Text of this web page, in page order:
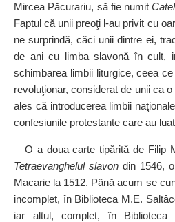
Mircea Păcurariu, să fie numit
Faptul că unii preoţi l‑au privit cu
ne surprindă, căci unii dintre ei,
de ani cu limba slavonă în cult,
schimbarea limbii liturgice, ceea
revoluţionar, considerat de unii ca
ales că introducerea limbii
confesiunile protestante care au
O a doua carte tipărită de Filip
Tetraevanghelul slavondin 1546, o
Macarie la 1512. Până acum se
incomplet, în Biblioteca M.E.
iar altul, complet, în Biblioteca